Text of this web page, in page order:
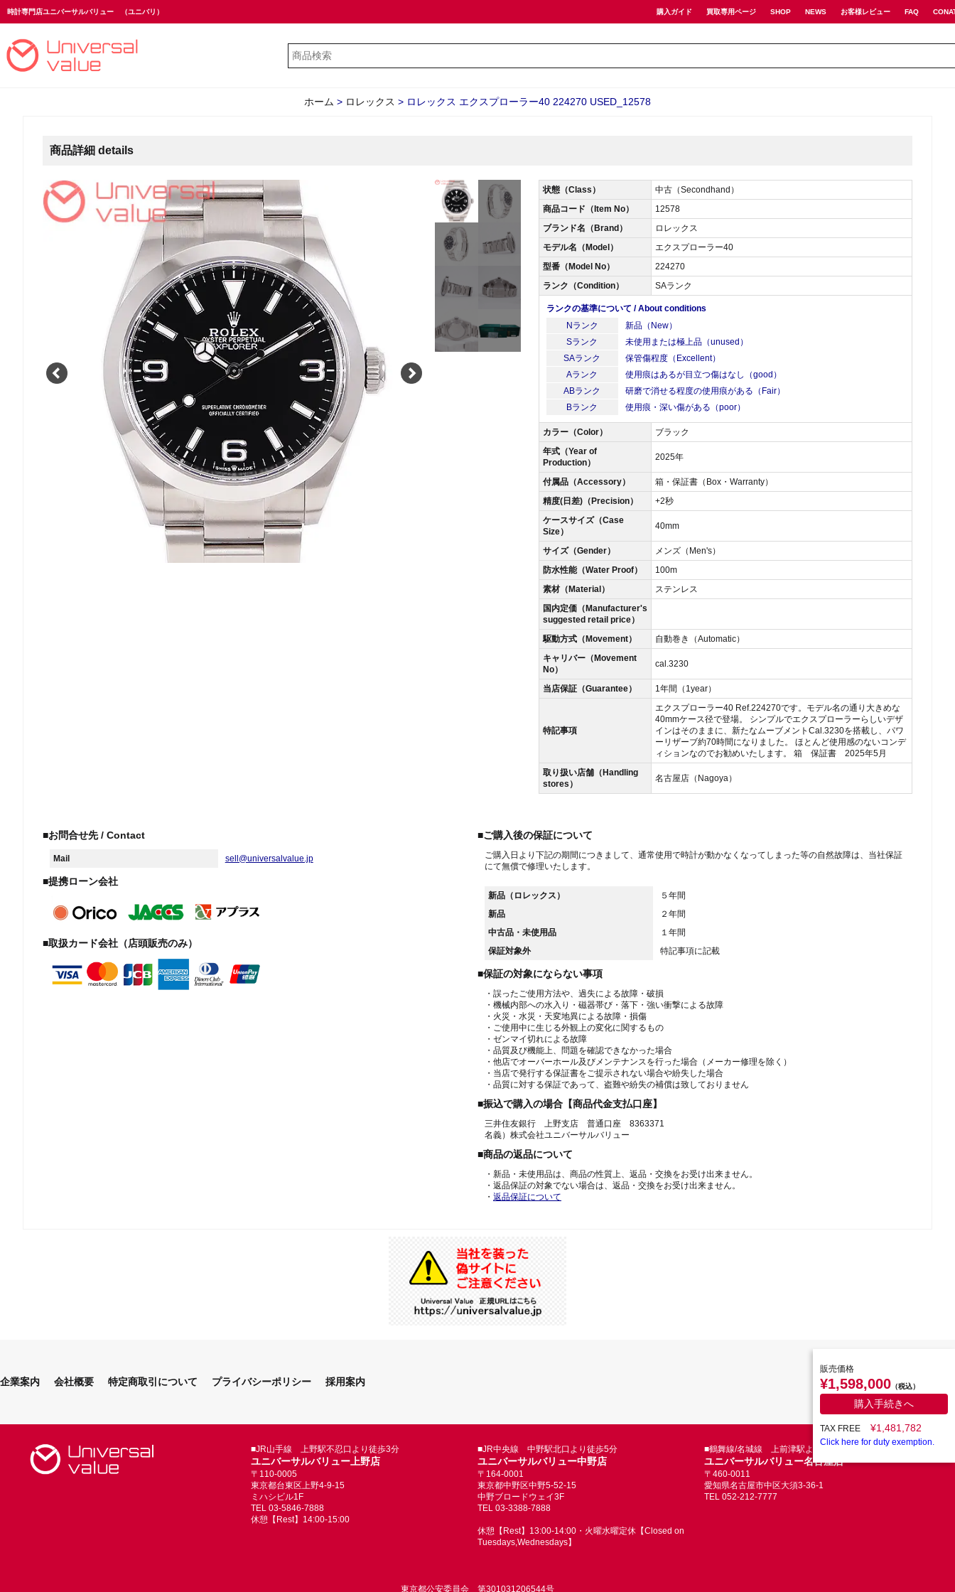
時計専門店ユニバーサルバリュー （ユニバリ） 購入ガイド 買取専用ページ SHOP NEWS お客様レビュー FAQ
ホーム > ロレックス > ロレックス エクスプローラー40 224270 USED_12578
商品詳細 details
販売価格
¥1,598,000 （税込）
購入手続きへ
TAX FREE ¥1,481,782
Click here for duty exemption.
状態（Class）
中古（Secondhand）
商品コード（Item No）
12578
ブランド名（Brand）
ロレックス
モデル名（Model）
エクスプローラー40
型番（Model No）
224270
ランク（Condition）
SAランク
ランクの基準について / About conditions
Nランク
新品（New）
Sランク
未使用または極上品（unused）
SAランク
保管傷程度（Excellent）
Aランク
使用痕はあるが目立つ傷はなし（good）
ABランク
研磨で消せる程度の使用痕がある（Fair）
Bランク
使用痕・深い傷がある（poor）
カラー（Color）
ブラック
年式（Year of
Production）
2025年
付属品（Accessory）
箱・保証書（Box・Warranty）
精度(日差)（Precision）
+2秒
ケースサイズ（Case
Size）
40mm
サイズ（Gender）
メンズ（Men's）
防水性能（Water Proof）
100m
素材（Material）
ステンレス
国内定価（Manufacturer's
suggested retail price）
駆動方式（Movement）
自動巻き（Automatic）
キャリバー（Movement
No）
cal.3230
当店保証（Guarantee） 1年間（1year）
特記事項
エクスプローラー40 Ref.224270です。モデル名の通り大きめな
40mmケース径で登場。 シンプルでエクスプローラーらしいデザ
インはそのままに、新たなムーブメントCal.3230を搭載し、パワ
ーリザーブ約70時間になりました。 ほとんど使用感のないコンデ
ィションなのでお勧めいたします。 箱 保証書 2025年5月
取り扱い店舗（Handling
stores）
名古屋店（Nagoya）
■お問合せ先 / Contact
Mail sell@universalvalue.jp
■提携ローン会社
■取扱カード会社（店頭販売のみ）
■ご購入後の保証について
ご購入日より下記の期間につきまして、通常使用で時計が動かなくなってしまった等の自然故障は、当社保証
にて無償で修理いたします。
新品（ロレックス）
５年間
新品
２年間
中古品・未使用品
１年間
保証対象外
特記事項に記載
■保証の対象にならない事項
・誤ったご使用方法や、過失による故障・破損
・機械内部への水入り・磁器帯び・落下・強い衝撃による故障
・火災・水災・天変地異による故障・損傷
・ご使用中に生じる外観上の変化に関するもの
・ゼンマイ切れによる故障
・品質及び機能上、問題を確認できなかった場合
・他店でオーバーホール及びメンテナンスを行った場合（メーカー修理を除く）
・当店で発行する保証書をご提示されない場合や紛失した場合
・品質に対する保証であって、盗難や紛失の補償は致しておりません
■振込で購入の場合【商品代金支払口座】
三井住友銀行 上野支店 普通口座 8363371
名義）株式会社ユニバーサルバリュー
■商品の返品について
・新品・未使用品は、商品の性質上、返品・交換をお受け出来ません。
・返品保証の対象でない場合は、返品・交換をお受け出来ません。
・ 返品保証について
企業案内 会社概要 特定商取引について プライバシーポリシー 採用案内
■JR山手線 上野駅不忍口より徒歩3分
ユニバーサルバリュー上野店
〒110-0005
東京都台東区上野4-9-15
ミハシビル1F
TEL 03-5846-7888
休憩【Rest】14:00-15:00
■JR中央線 中野駅北口より徒歩5分
ユニバーサルバリュー中野店
〒164-0001
東京都中野区中野5-52-15
中野ブロードウェイ3F
TEL 03-3388-7888
休憩【Rest】13:00-14:00・火曜水曜定休【Closed on
Tuesdays,Wednesdays】
■鶴舞線/名城線 上前津駅より徒歩5分
ユニバーサルバリュー名古屋店
〒460-0011
愛知県名古屋市中区大須3-36-1
TEL 052-212-7777
東京都公安委員会 第301031206544号